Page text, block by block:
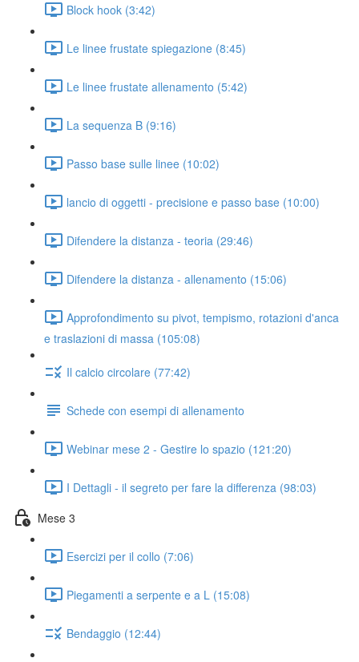
Block hook (3:42)
Le linee frustate spiegazione (8:45)
Le linee frustate allenamento (5:42)
La sequenza B (9:16)
Passo base sulle linee (10:02)
lancio di oggetti - precisione e passo base (10:00)
Difendere la distanza - teoria (29:46)
Difendere la distanza - allenamento (15:06)
Approfondimento su pivot, tempismo, rotazioni d'anca
e traslazioni di massa (105:08)
Il calcio circolare (77:42)
Schede con esempi di allenamento
Webinar mese 2 - Gestire lo spazio (121:20)
I Dettagli - il segreto per fare la differenza (98:03)
Mese 3
Esercizi per il collo (7:06)
Piegamenti a serpente e a L (15:08)
Bendaggio (12:44)